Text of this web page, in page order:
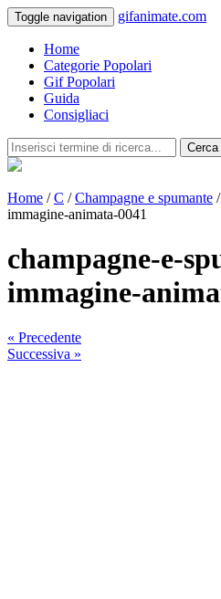
Toggle navigation gifanimate.com
Home
Categorie Popolari
Gif Popolari
Guida
Consigliaci
Cerca
Home /C /Champagne e spumante
immagine-animata-0041
champagne-e-
immagine-
« Precedente
Successiva »